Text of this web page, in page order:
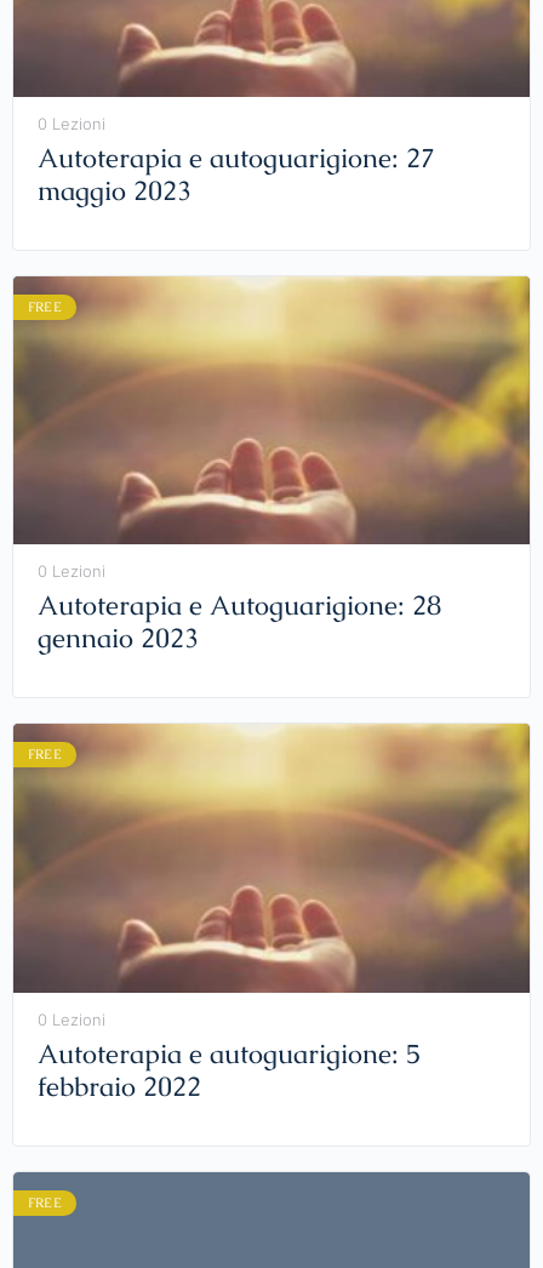
0 Lezioni
Autoterapia e autoguarigione: 27
maggio 2023
FREE
0 Lezioni
Autoterapia e Autoguarigione: 28
gennaio 2023
FREE
0 Lezioni
Autoterapia e autoguarigione: 5
febbraio 2022
FREE